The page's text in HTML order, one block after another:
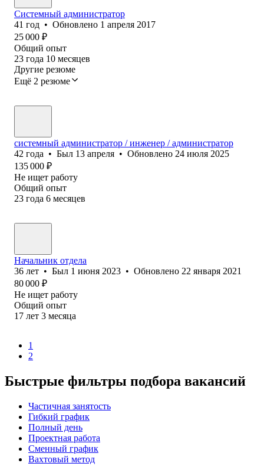
Системный администратор
41 год • Обновлено 1 апреля 2017
25 000 ₽
Общий опыт
23 года 10 месяцев
Другие резюме
Ещё 2 резюме
системный администратор / инженер / администратор
42 года • Был 13 апреля • Обновлено 24 июля 2025
135 000 ₽
Не ищет работу
Общий опыт
23 года 6 месяцев
Начальник отдела
36 лет • Был 1 июня 2023 • Обновлено 22 января 2021
80 000 ₽
Не ищет работу
Общий опыт
17 лет 3 месяца
1
2
Быстрые фильтры подбора вакансий
Частичная занятость
Гибкий график
Полный день
Проектная работа
Сменный график
Вахтовый метод